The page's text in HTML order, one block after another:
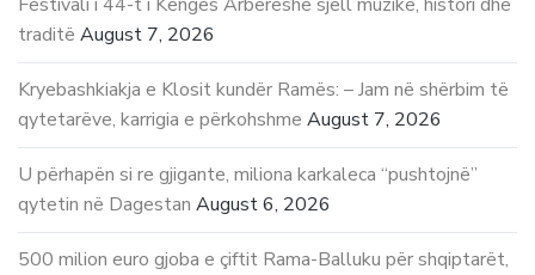
traditë August 7, 2026
Kryebashkiakja e Klosit kundër Ramës: – Jam në shërbim të
qytetarëve, karrigia e përkohshme August 7, 2026
U përhapën si re gjigante, miliona karkaleca “pushtojnë”
qytetin në Dagestan August 6, 2026
500 milion euro gjoba e çiftit Rama-Balluku për shqiptarët,